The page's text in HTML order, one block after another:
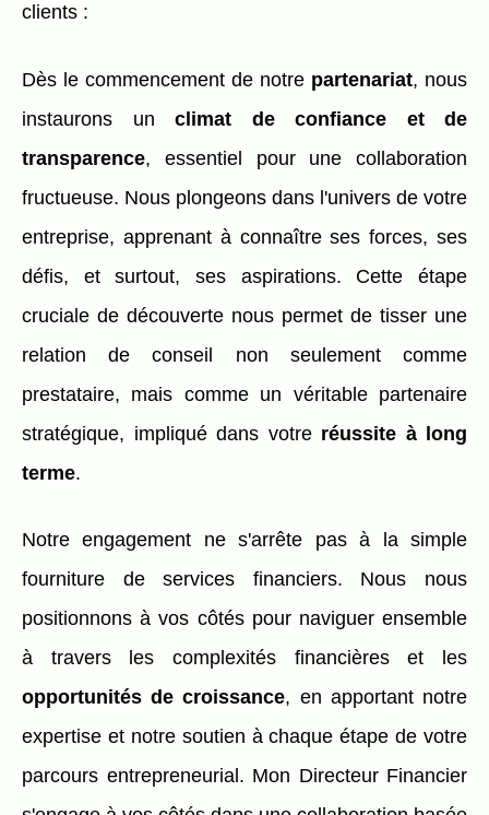
clients :
Dès le commencement de notre partenariat, nous
instaurons un climat de confiance et de
transparence, essentiel pour une collaboration
fructueuse. Nous plongeons dans l'univers de votre
entreprise, apprenant à connaître ses forces, ses
défis, et surtout, ses aspirations. Cette étape
cruciale de découverte nous permet de tisser une
relation de conseil non seulement comme
prestataire, mais comme un véritable partenaire
stratégique, impliqué dans votre réussite à long
terme.
Notre engagement ne s'arrête pas à la simple
fourniture de services financiers. Nous nous
positionnons à vos côtés pour naviguer ensemble
à travers les complexités financières et les
opportunités de croissance, en apportant notre
expertise et notre soutien à chaque étape de votre
parcours entrepreneurial. Mon Directeur Financier